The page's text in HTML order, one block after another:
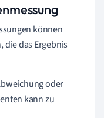
können
die das Ergebnis
oder
kann zu